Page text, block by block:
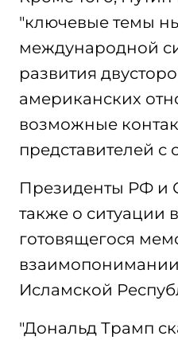
"ключевые темы
международной
развития
американских
возможные
представителей с
Президенты РФ и
также о ситуации
готовящегося
Исламской
"Дональд Трамп